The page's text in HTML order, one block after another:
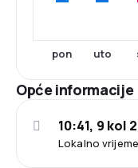
pon uto
Opće informacije
Lokalno
10:41, 9 kol